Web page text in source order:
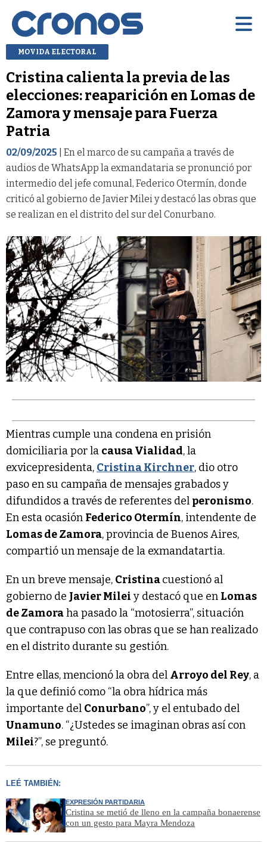
MOVIDA ELECTORAL
Cristina calienta la previa de las
elecciones: reaparición en Lomas de
Zamora y mensaje para Fuerza
Patria
02/09/2025 | En el marco de su campaña a través de
audios de WhatsApp la exmandataria se pronunció por
intermedio del jefe comunal, Federico Otermín, donde
criticó al gobierno de Javier Milei y destacó las obras que
se realizan en el distrito del sur del Conurbano.
Mientras cumple una condena en prisión
domiciliaria por la causa Vialidad, la
exvicepresidenta, Cristina Kirchner, dio otro
paso en su campaña de mensajes grabados y
difundidos a través de referentes del peronismo.
En esta ocasión Federico Otermín, intendente de
Lomas de Zamora, provincia de Buenos Aires,
compartió un mensaje de la exmandatartia.
En un breve mensaje, Cristinacuestionó al
gobierno de Javier Milei y destacó que en Lomas
de Zamoraha pasado la “motosierra”, situación
que contrapuso con las obras que se han realizado
en el distrito durante su gestión.
Entre ellas, mencionó la obra del Arroyo del Rey, a
la que definió como “la obra hídrica más
importante del Conurbano”, y el entubado del
Unamuno. “¿Ustedes se imaginan obras así con
Milei?”, se preguntó.
LEÉ TAMBIÉN:
EXPRESIÓN PARTIDARIA
Cristina se metió de lleno en la campaña bonaerense
con un gesto para Mayra Mendoza